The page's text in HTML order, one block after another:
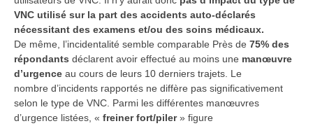
VNC utilisé sur la part des accidents auto-déclarés
nécessitant des examens et/ou des soins médicaux.
De même, l’incidentalité semble comparable Près de 75% des
répondants déclarent avoir effectué au moins une manœuvre
d’urgence au cours de leurs 10 derniers trajets. Le
nombre d’incidents rapportés ne diffère pas significativement
selon le type de VNC. Parmi les différentes manœuvres
d’urgence listées, « freiner fort/piler» figure